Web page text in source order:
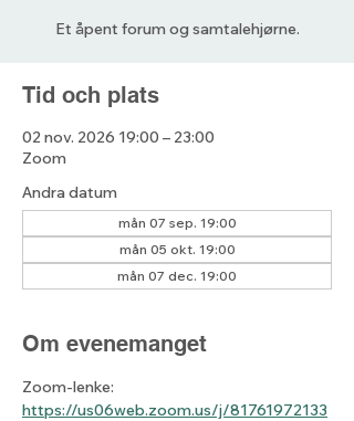
Et åpent forum og samtalehjørne.
Tid och plats
02 nov. 2026 19:00 – 23:00
Zoom
Andra datum
mån 07 sep. 19:00
mån 05 okt. 19:00
mån 07 dec. 19:00
Om evenemanget
Zoom-lenke:
https://us06web.zoom.us/j/81761972133